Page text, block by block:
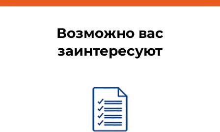
Возможно вас
заинтересуют